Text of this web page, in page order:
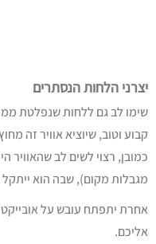
יצרני הלחות הנסתרים
שימו לב גם ללחות שנפלטת
קבוע וטוב, שיוציא אוויר זה
כמובן, רצוי לשים לב שהאוויר
מגבלות מקום), שבה הוא ייתקל
אחרת יתפתח עובש על
אליכם.